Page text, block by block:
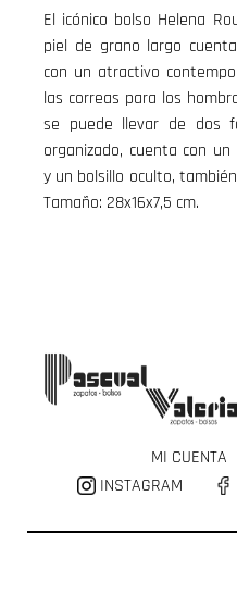
El icónico bolso Helena
piel de grano largo
con un atractivo
las correas para los
se puede llevar de dos
organizado, cuenta con
y un bolsillo oculto,
Tamaño: 28x16x7,5 cm.
MI CUENTA
INSTAGRAM